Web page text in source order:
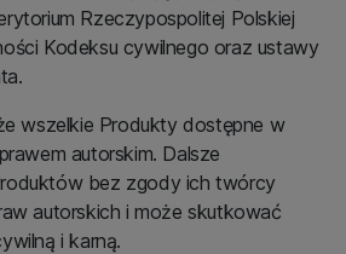
Rzeczypospolitej Polskiej
Kodeksu cywilnego oraz ustawy
wszelkie Produkty dostępne w
autorskim. Dalsze
bez zgody ich twórcy
autorskich i może skutkować
i karną.